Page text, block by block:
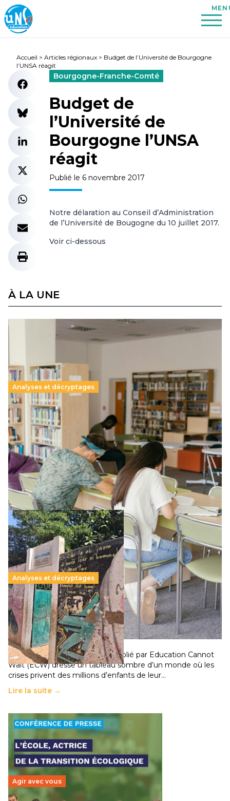
Accueil > Articles régionaux > Budget de l’Université de Bourgogne
l’UNSA réagit
Bourgogne-Franche-Comté
Budget de
l’Université de
Bourgogne l’UNSA
réagit
Publié le 6 novembre 2017
Notre délaration au Conseil d’Administration
de l’Université de Bougogne du 10 juillet 2017.
Voir ci-dessous
À LA UNE
Analyses et décryptages
Supérieur privé : une dérive qui met à mal la
promesse républicaine
11 juillet 2026-
Le projet de loi sur la régulation de l’enseignement
supérieur privé met en lumière l’amplification d’un système
qui relègue l’acte pédagogique au superfétatoire, voire à…
Lire la suite →
Analyses et décryptages
258 millions d’enfants victimes de la guerre, des
chocs climatiques et des déplacements de
population
11 juillet 2026- National
Un nouveau rapport mondial publié par Education Cannot
Wait (ECW) dresse un tableau sombre d’un monde où les
crises privent des millions d’enfants de leur…
Lire la suite →
Agir avec vous